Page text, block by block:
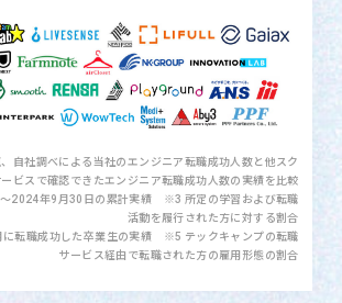
自社調べによる当社のエンジニア転職成功人数と他スク
ビスで確認できたエンジニア転職成功人数の実績を比較
2024年9月30日の累計実績 ※3 所定の学習および転職
活動を履行された方に対する割合
転職成功した卒業生の実績 ※5 テックキャンプの転職
サービス経由で転職された方の雇用形態の割合